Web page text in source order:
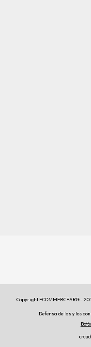
Copyright ECOMMERCEARG -
Defensa de las y los